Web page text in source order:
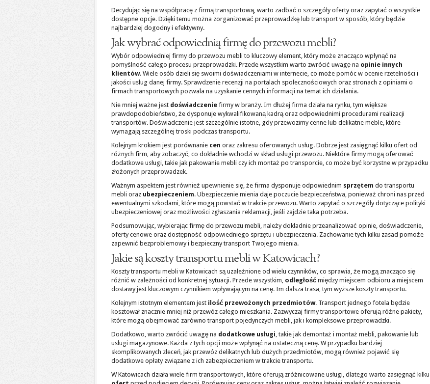
Decydując się na współpracę z firmą transportową, warto zadbać o szczegóły oferty oraz zapytać o wszystkie
dostępne opcje. Dzięki temu można zorganizować przeprowadzkę lub transport w sposób, który będzie
najbardziej dogodny i efektywny.
Jak wybrać odpowiednią firmę do przewozu mebli?
Wybór odpowiedniej firmy do przewozu mebli to kluczowy element, który może znacząco wpłynąć na
pomyślność całego procesu przeprowadzki. Przede wszystkim warto zwrócić uwagę na opinie innych
klientów. Wiele osób dzieli się swoimi doświadczeniami w internecie, co może pomóc w ocenie rzetelności i
jakości usług danej firmy. Sprawdzenie recenzji na portalach społecznościowych oraz stronach z opiniami o
firmach transportowych pozwala na uzyskanie cennych informacji na temat ich działania.
Nie mniej ważne jest doświadczenie firmy w branży. Im dłużej firma działa na rynku, tym większe
prawdopodobieństwo, że dysponuje wykwalifikowaną kadrą oraz odpowiednimi procedurami realizacji
transportów. Doświadczenie jest szczególnie istotne, gdy przewozimy cenne lub delikatne meble, które
wymagają szczególnej troski podczas transportu.
Kolejnym krokiem jest porównanie cen oraz zakresu oferowanych usług. Dobrze jest zasięgnąć kilku ofert od
różnych firm, aby zobaczyć, co dokładnie wchodzi w skład usługi przewozu. Niektóre firmy mogą oferować
dodatkowe usługi, takie jak pakowanie mebli czy ich montaż po transporcie, co może być korzystne w przypadku
złożonych przeprowadzek.
Ważnym aspektem jest również upewnienie się, że firma dysponuje odpowiednim sprzętem do transportu
mebli oraz ubezpieczeniem. Ubezpieczenie mienia daje poczucie bezpieczeństwa, ponieważ chroni nas przed
ewentualnymi szkodami, które mogą powstać w trakcie przewozu. Warto zapytać o szczegóły dotyczące polityki
ubezpieczeniowej oraz możliwości zgłaszania reklamacji, jeśli zajdzie taka potrzeba.
Podsumowując, wybierając firmę do przewozu mebli, należy dokładnie przeanalizować opinie, doświadczenie,
oferty cenowe oraz dostępność odpowiedniego sprzętu i ubezpieczenia. Zachowanie tych kilku zasad pomoże
zapewnić bezproblemowy i bezpieczny transport Twojego mienia.
Jakie są koszty transportu mebli w Katowicach?
Koszty transportu mebli w Katowicach są uzależnione od wielu czynników, co sprawia, że mogą znacząco się
różnić w zależności od konkretnej sytuacji. Przede wszystkim, odległość między miejscem odbioru a miejscem
dostawy jest kluczowym czynnikiem wpływającym na cenę. Im dalsza trasa, tym wyższe koszty transportu.
Kolejnym istotnym elementem jest ilość przewożonych przedmiotów. Transport jednego fotela będzie
kosztował znacznie mniej niż przewóz całego mieszkania. Zazwyczaj firmy transportowe oferują różne pakiety,
które mogą obejmować zarówno transport pojedynczych mebli, jak i kompleksowe przeprowadzki.
Dodatkowo, warto zwrócić uwagę na dodatkowe usługi, takie jak demontaż i montaż mebli, pakowanie lub
usługi magazynowe. Każda z tych opcji może wpłynąć na ostateczną cenę. W przypadku bardziej
skomplikowanych zleceń, jak przewóz delikatnych lub dużych przedmiotów, mogą również pojawić się
dodatkowe opłaty związane z ich zabezpieczeniem w trakcie transportu.
W Katowicach działa wiele firm transportowych, które oferują zróżnicowane usługi, dlatego warto zasięgnąć kilku